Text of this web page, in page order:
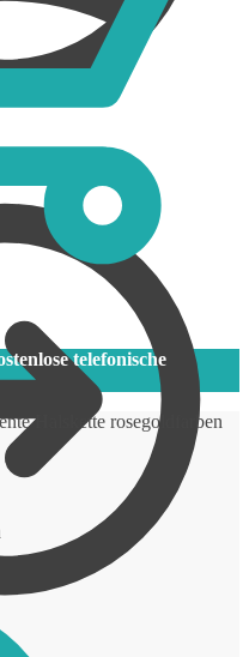
telefonische
Halskette rosegoldfarben